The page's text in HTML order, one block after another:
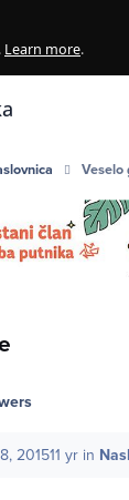
Learn more.
Veselo
201511 yr in